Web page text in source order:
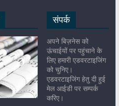
संपर्क
अपने बिज़नेस को
ऊंचाईयों पर पहुंचाने के
लिए हमारी एडवरटाइजिंग
को चुनिए।
एडवरटाइजिंग हेतु दी हुई
मेल आईडी पर सम्पर्क
करिए।